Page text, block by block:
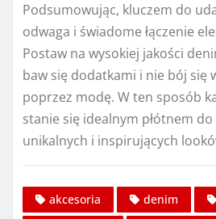
Podsumowując, kluczem do
odwaga i świadome łączenie
Postaw na wysokiej jakości
baw się dodatkami i nie bój się
poprzez modę. W ten sposób
stanie się idealnym płótnem
unikalnych i inspirujących
akcesoria denim